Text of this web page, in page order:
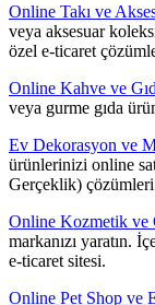
Online Takı ve
veya aksesuar
özel e-ticaret
Online Kahve ve
veya gurme gıda
Ev Dekorasyon ve
ürünlerinizi online
Gerçeklik)
Online Kozmetik ve
markanızı yaratın.
e-ticaret sitesi.
Online Pet Shop ve